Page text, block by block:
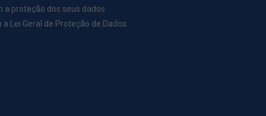
a proteção dos seus dados
Lei Geral de Proteção de Dados